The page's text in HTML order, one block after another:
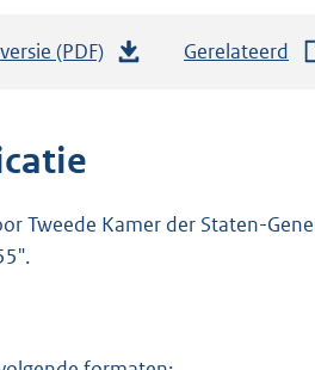
(PDF)
n
Gerelateerd
Tweede Kamer der Staten-